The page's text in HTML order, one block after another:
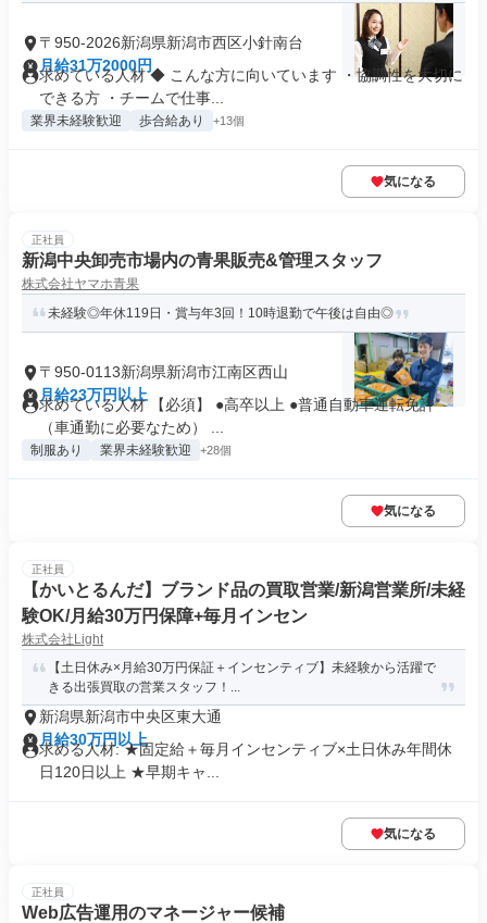
〒950-2026新潟県新潟市西区小針南台
月給31万2000円
求めている人材 ◆ こんな方に向いています ・協調性を大切に
できる方 ・チームで仕事...
業界未経験歓迎 歩合給あり +13個
気になる
正社員
新潟中央卸売市場内の青果販売&管理スタッフ
株式会社ヤマホ青果
未経験◎年休119日・賞与年3回！10時退勤で午後は自由◎
〒950-0113新潟県新潟市江南区西山
月給23万円以上
求めている人材 【必須】 ●高卒以上 ●普通自動車運転免許
（車通勤に必要なため） ...
制服あり 業界未経験歓迎 +28個
気になる
正社員
【かいとるんだ】ブランド品の買取営業/新潟営業所/未経
験OK/月給30万円保障+毎月インセン
株式会社Light
【土日休み×月給30万円保証＋インセンティブ】未経験から活躍で
きる出張買取の営業スタッフ！...
新潟県新潟市中央区東大通
月給30万円以上
求める人材: ★固定給＋毎月インセンティブ×土日休み年間休
日120日以上 ★早期キャ...
気になる
正社員
Web広告運用のマネージャー候補